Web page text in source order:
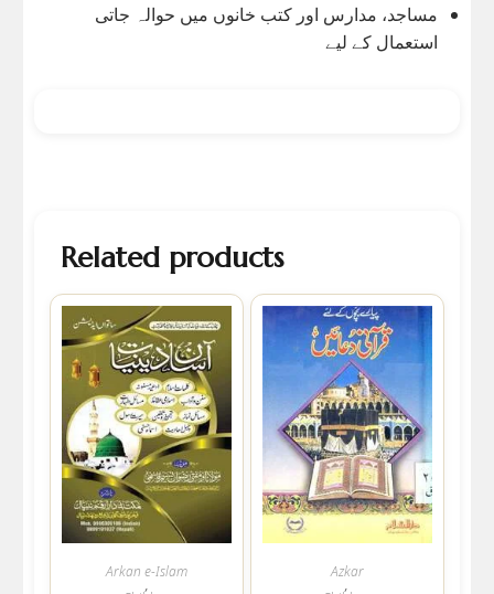
مساجد، مدارس اور کتب خانوں میں حوالہ جاتی
استعمال کے لیے
Related products
Arkan e-Islam
,
Azkar
,